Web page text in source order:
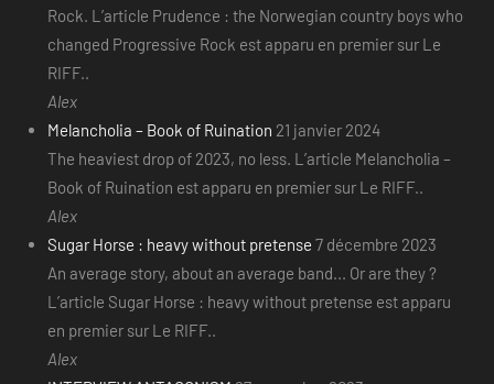
Rock. L’article Prudence : the Norwegian country boys who
changed Progressive Rock est apparu en premier sur Le
RIFF..
Alex
Melancholia – Book of Ruination 21 janvier 2024
The heaviest drop of 2023, no less. L’article Melancholia –
Book of Ruination est apparu en premier sur Le RIFF..
Alex
Sugar Horse : heavy without pretense 7 décembre 2023
An average story, about an average band... Or are they ?
L’article Sugar Horse : heavy without pretense est apparu
en premier sur Le RIFF..
Alex